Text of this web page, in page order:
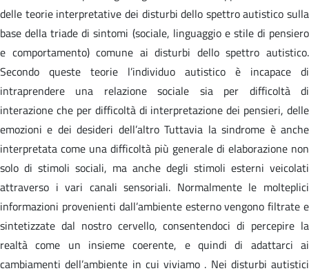
delle teorie interpretative dei disturbi dello spettro autistico sulla
base della triade di sintomi (sociale, linguaggio e stile di pensiero
e comportamento) comune ai disturbi dello spettro autistico.
Secondo queste teorie l’individuo autistico è incapace di
intraprendere una relazione sociale sia per difficoltà di
interazione che per difficoltà di interpretazione dei pensieri, delle
emozioni e dei desideri dell’altro Tuttavia la sindrome è anche
interpretata come una difficoltà più generale di elaborazione non
solo di stimoli sociali, ma anche degli stimoli esterni veicolati
attraverso i vari canali sensoriali. Normalmente le molteplici
informazioni provenienti dall’ambiente esterno vengono filtrate e
sintetizzate dal nostro cervello, consentendoci di percepire la
realtà come un insieme coerente, e quindi di adattarci ai
cambiamenti dell’ambiente in cui viviamo . Nei disturbi autistici